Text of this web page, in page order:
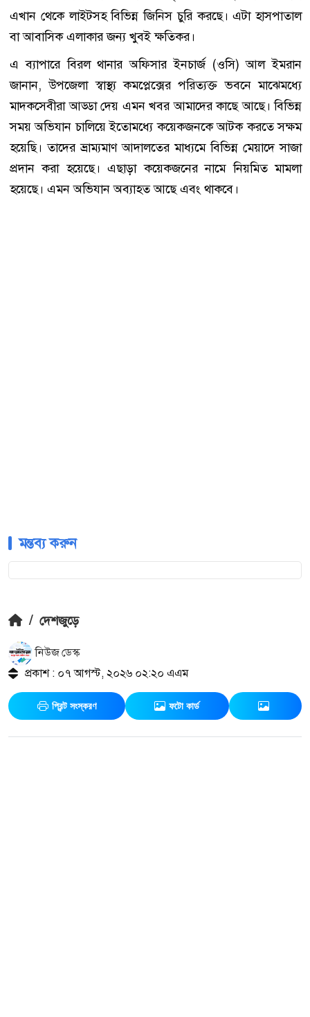
এখান থেকে লাইটসহ বিভিন্ন জিনিস চুরি করছে। এটা হাসপাতাল
বা আবাসিক এলাকার জন্য খুবই ক্ষতিকর।
এ ব্যাপারে বিরল থানার অফিসার ইনচার্জ (ওসি) আল ইমরান
জানান, উপজেলা স্বাস্থ্য কমপ্লেক্সের পরিত্যক্ত ভবনে মাঝেমধ্যে
মাদকসেবীরা আড্ডা দেয় এমন খবর আমাদের কাছে আছে। বিভিন্ন
সময় অভিযান চালিয়ে ইতোমধ্যে কয়েকজনকে আটক করতে সক্ষম
হয়েছি। তাদের ভ্রাম্যমাণ আদালতের মাধ্যমে বিভিন্ন মেয়াদে সাজা
প্রদান করা হয়েছে। এছাড়া কয়েকজনের নামে নিয়মিত মামলা
হয়েছে। এমন অভিযান অব্যাহত আছে এবং থাকবে।
মন্তব্য করুন
/ দেশজুড়ে
নিউজ ডেস্ক
প্রকাশ : ০৭ আগস্ট, ২০২৬ ০২:২০ এএম
প্রিন্ট সংস্করণ ফটো কার্ড